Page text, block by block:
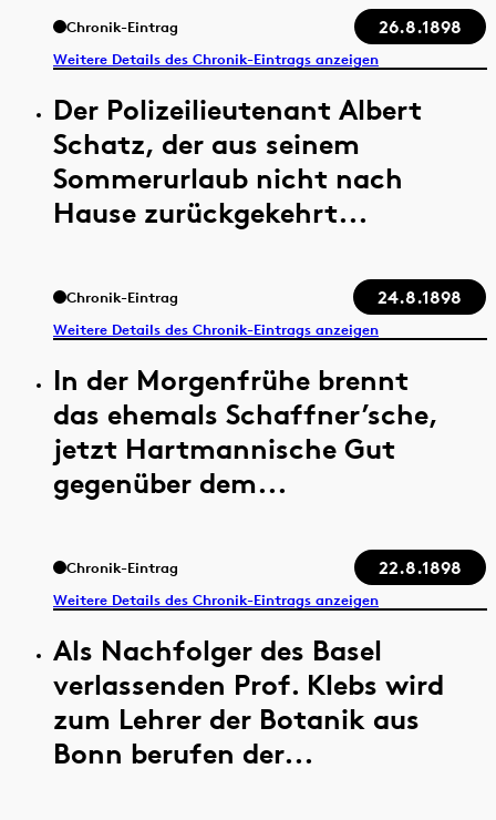
Chronik-Eintrag 26.8.1898
Weitere Details des Chronik-Eintrags anzeigen
Der Polizeilieutenant Albert
Schatz, der aus seinem
Sommerurlaub nicht nach
Hause zurückgekehrt...
Chronik-Eintrag 24.8.1898
Weitere Details des Chronik-Eintrags anzeigen
In der Morgenfrühe brennt
das ehemals Schaffner’sche,
jetzt Hartmannische Gut
gegenüber dem...
Chronik-Eintrag 22.8.1898
Weitere Details des Chronik-Eintrags anzeigen
Als Nachfolger des Basel
verlassenden Prof. Klebs wird
zum Lehrer der Botanik aus
Bonn berufen der...